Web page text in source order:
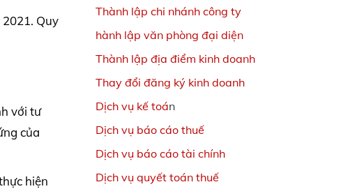
Quy
với tư
của
hiện
Thành lập chi nhánh công ty
hành lập văn phòng đại diện
Thành lập địa điểm kinh doanh
Thay đổi đăng ký kinh doanh
Dịch vụ kế toán
Dịch vụ báo cáo thuế
Dịch vụ báo cáo tài chính
Dịch vụ quyết toán thuế